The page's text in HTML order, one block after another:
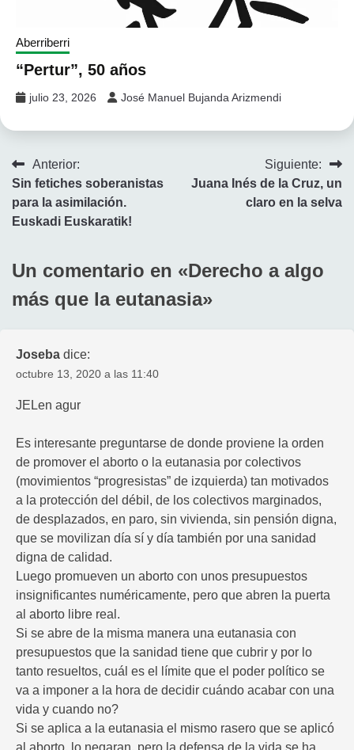
Aberriberri
“Pertur”, 50 años
julio 23, 2026 José Manuel Bujanda Arizmendi
Navegación
de
entradas
Anterior:
Sin fetiches soberanistas
para la asimilación.
Euskadi Euskaratik!
Siguiente:
Juana Inés de la Cruz, un
claro en la selva
Un comentario en «Derecho a algo
más que la eutanasia»
Joseba dice:
octubre 13, 2020 a las 11:40
JELen agur
Es interesante preguntarse de donde proviene la orden
de promover el aborto o la eutanasia por colectivos
(movimientos “progresistas” de izquierda) tan motivados
a la protección del débil, de los colectivos marginados,
de desplazados, en paro, sin vivienda, sin pensión digna,
que se movilizan día sí y día también por una sanidad
digna de calidad.
Luego promueven un aborto con unos presupuestos
insignificantes numéricamente, pero que abren la puerta
al aborto libre real.
Si se abre de la misma manera una eutanasia con
presupuestos que la sanidad tiene que cubrir y por lo
tanto resueltos, cuál es el límite que el poder político se
va a imponer a la hora de decidir cuándo acabar con una
vida y cuando no?
Si se aplica a la eutanasia el mismo rasero que se aplicó